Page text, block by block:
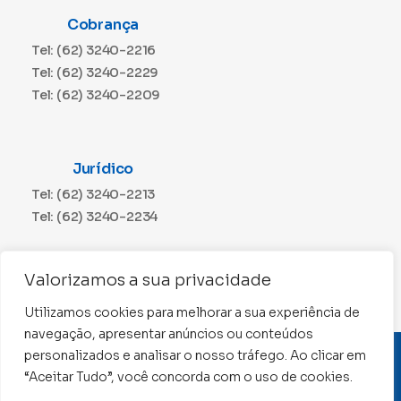
Valorizamos a sua privacidade
Utilizamos cookies para melhorar a sua experiência de
navegação, apresentar anúncios ou conteúdos
personalizados e analisar o nosso tráfego. Ao clicar em
“Aceitar Tudo”, você concorda com o uso de cookies.
Cobrança
Tel: (62) 3240-2216
Tel: (62) 3240-2229
Tel: (62) 3240-2209
Jurídico
Tel: (62) 3240-2213
Tel: (62) 3240-2234
Tel: (62) 3240-2230
CNPJ: 01.015.676/0001-11
Conselho Regional de Contabilidade de Goiás 2022 –